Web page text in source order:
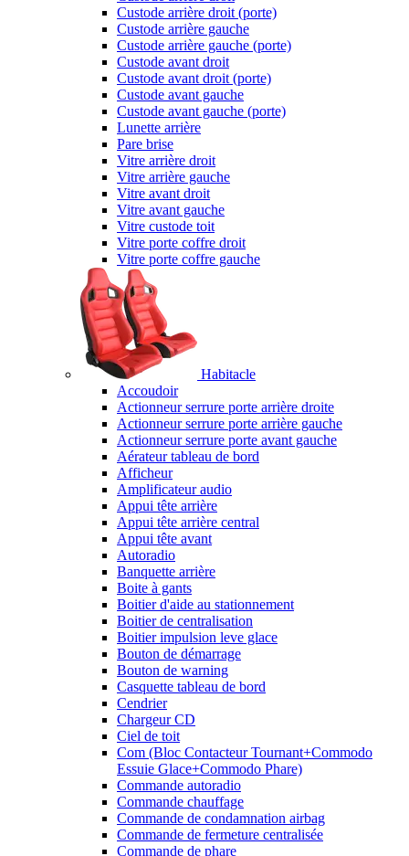
Custode arrière droit (porte)
Custode arrière gauche
Custode arrière gauche (porte)
Custode avant droit
Custode avant droit (porte)
Custode avant gauche
Custode avant gauche (porte)
Lunette arrière
Pare brise
Vitre arrière droit
Vitre arrière gauche
Vitre avant droit
Vitre avant gauche
Vitre custode toit
Vitre porte coffre droit
Vitre porte coffre gauche
Habitacle
Accoudoir
Actionneur serrure porte arrière droite
Actionneur serrure porte arrière gauche
Actionneur serrure porte avant gauche
Aérateur tableau de bord
Afficheur
Amplificateur audio
Appui tête arrière
Appui tête arrière central
Appui tête avant
Autoradio
Banquette arrière
Boite à gants
Boitier d'aide au stationnement
Boitier de centralisation
Boitier impulsion leve glace
Bouton de démarrage
Bouton de warning
Casquette tableau de bord
Cendrier
Chargeur CD
Ciel de toit
Com (Bloc Contacteur Tournant+Commodo
Essuie Glace+Commodo Phare)
Commande autoradio
Commande chauffage
Commande de condamnation airbag
Commande de fermeture centralisée
Commande de phare